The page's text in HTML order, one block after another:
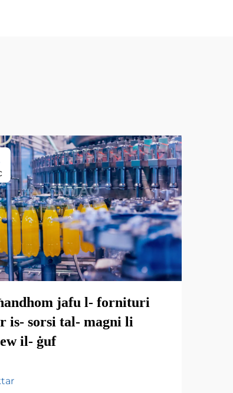
jafu l- fornituri
is- sorsi tal- magni li
il- ġuf